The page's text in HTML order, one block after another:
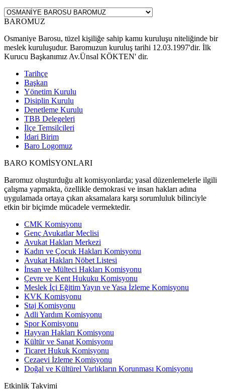
BAROMUZ
Osmaniye Barosu, tüzel kişiliğe sahip kamu kuruluşu niteliğinde bir
meslek kuruluşudur. Baromuzun kuruluş tarihi 12.03.1997'dir. İlk
Kurucu Başkanımız Av.Ünsal KÖKTEN' dir.
Tarihçe
Başkan
Yönetim Kurulu
Disiplin Kurulu
Denetleme Kurulu
TBB Delegeleri
İlçe Temsilcileri
İdari Birim
Baro Logomuz
BARO KOMİSYONLARI
Baromuz oluşturduğu alt komisyonlarda; yasal düzenlemelerle ilgili
çalışma yapmakta, özellikle demokrasi ve insan hakları adına
uygulamada ortaya çıkan aksamalara karşı sorumluluk bilinciyle
etkin bir biçimde mücadele vermektedir.
CMK Komisyonu
Genç Avukatlar Meclisi
Avukat Hakları Merkezi
Kadın ve Çocuk Hakları Komisyonu
Avukat Hakları Nöbet Listesi
İnsan ve Mülteci Hakları Komisyonu
Çevre ve Kent Hukuku Komisyonu
Meslek İçi Eğitim Yayın ve Yasa İzleme Komisyonu
KVK Komisyonu
Staj Komisyonu
Adli Yardım Komisyonu
Spor Komisyonu
Hayvan Hakları Komisyonu
Kültür ve Sanat Komisyonu
Ticaret Hukuk Komisyonu
Cezaevi İzleme Komisyonu
Doğal ve Kültürel Varlıkların Korunması Komisyonu
Etkinlik Takvimi